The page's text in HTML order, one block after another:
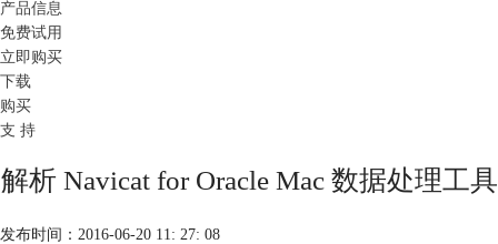
产品信息
免费试用
立即购买
下载
购买
支 持
解析 Navicat for Oracle Mac 数据处理工具
发布时间：2016-06-20 11: 27: 08